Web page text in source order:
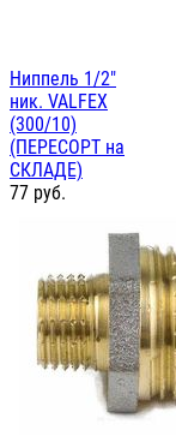
Ниппель 1/2"
ник. VALFEX
(300/10)
(ПЕРЕСОРТ на
СКЛАДЕ)
77 руб.